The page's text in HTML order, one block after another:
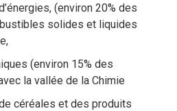
(environ 20% des
solides et liquides
(environ 15% des
la vallée de la Chimie
céréales et des produits